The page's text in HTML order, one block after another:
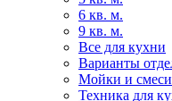
6 кв. м.
9 кв. м.
Все для кухни
Варианты
Мойки и
Техника для